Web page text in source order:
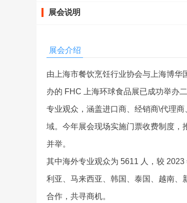
展会说明
展会介绍
由上海市餐饮烹饪行业协会与上海博
办的 FHC 上海环球食品展已成功举办
专业观众，涵盖进口商、经销商\代理
域。今年展会现场实施门票收费制度，
并举。
其中海外专业观众为 5611 人，较
利亚、马来西亚、韩国、泰国、越南、
合作，共寻商机。